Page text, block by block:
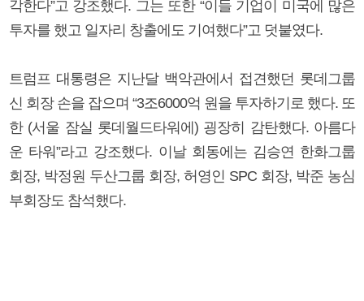
각한다”고 강조했다. 그는 또한 “이들 기업이 미국에 많은
투자를 했고 일자리 창출에도 기여했다”고 덧붙였다.
트럼프 대통령은 지난달 백악관에서 접견했던 롯데그룹
신 회장 손을 잡으며 “3조6000억 원을 투자하기로 했다. 또
한 (서울 잠실 롯데월드타워에) 굉장히 감탄했다. 아름다
운 타워”라고 강조했다. 이날 회동에는 김승연 한화그룹
회장, 박정원 두산그룹 회장, 허영인 SPC 회장, 박준 농심
부회장도 참석했다.